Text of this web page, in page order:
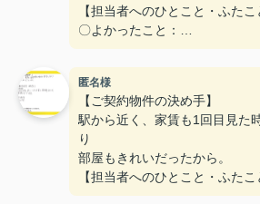
【担当者へのひとこと・ふたこ
〇よかったこと：
対応がとてもやわらかく、不
とても安心できた。
〇悪かったこと：
とくになし！
匿名様
【ご契約物件の決め手】
駅から近く、家賃も1回目見た
り
部屋もきれいだったから。
【担当者へのひとこと・ふたこ
〇よかったこと：